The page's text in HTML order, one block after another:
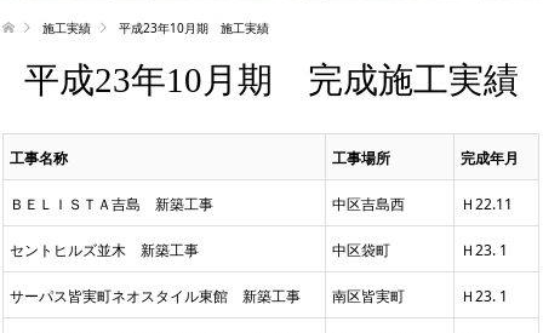
施工実績 平成23年10月期 施工実績
平成23年10月期 完成施工実績
工事名称 工事場所 完成年月
ＢＥＬＩＳＴＡ吉島 新築工事 中区吉島西 Ｈ22.11
セントヒルズ並木 新築工事 中区袋町 Ｈ23. 1
サーパス皆実町ネオスタイル東館 新築工事 南区皆実町 Ｈ23. 1